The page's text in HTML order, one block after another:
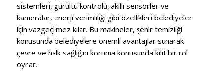
sistemleri, gürültü kontrolü, akıllı sensörler ve
kameralar, enerji verimliliği gibi özellikleri belediyeler
için vazgeçilmez kılar. Bu makineler, şehir temizliği
konusunda belediyelere önemli avantajlar sunarak
çevre ve halk sağlığını koruma konusunda kilit bir rol
oynar.